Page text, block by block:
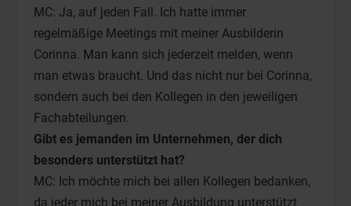
MC: Ja, auf jeden Fall. Ich hatte immer
regelmäßige Meetings mit meiner Ausbilderin
Corinna. Man kann sich jederzeit melden, wenn
man etwas braucht. Und das nicht nur bei Corinna,
sondern auch bei den Kollegen in den jeweiligen
Fachabteilungen.
Gibt es jemanden im Unternehmen, der dich
besonders unterstützt hat?
MC: Ich möchte mich bei allen Kollegen bedanken,
da jeder mich bei meiner Ausbildung unterstützt